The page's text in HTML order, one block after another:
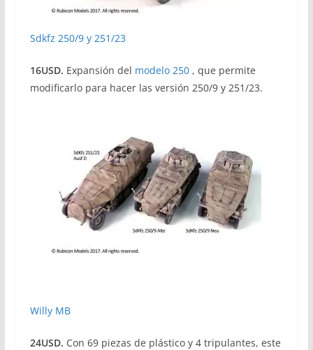
Sdkfz 250/9 y 251/23
16USD. Expansión del modelo 250 , que permite
modificarlo para hacer las versión 250/9 y 251/23.
Willy MB
24USD. Con 69 piezas de plástico y 4 tripulantes, este